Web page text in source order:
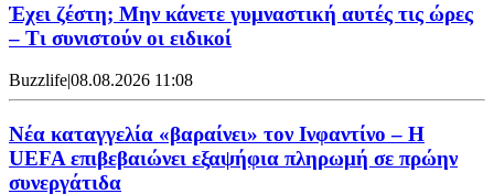
Έχει ζέστη; Μην κάνετε γυμναστική αυτές τις ώρες
– Τι συνιστούν οι ειδικοί
Buzzlife|08.08.2026 11:08
Νέα καταγγελία «βαραίνει» τον Ινφαντίνο – Η
UEFA επιβεβαιώνει εξαψήφια πληρωμή σε πρώην
συνεργάτιδα